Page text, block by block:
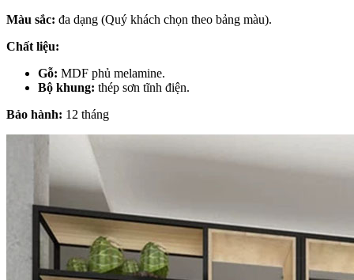
Màu sắc: đa dạng (Quý khách chọn theo bảng màu).
Chất liệu:
Gỗ: MDF phủ melamine.
Bộ khung: thép sơn tĩnh điện.
Bảo hành: 12 tháng